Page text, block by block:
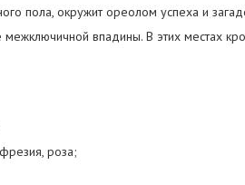
пола, окружит ореолом успеха и
впадины. В этих местах
роза;